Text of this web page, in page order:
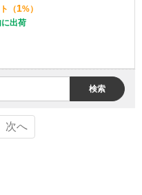
（1%）
出荷
検索
次へ